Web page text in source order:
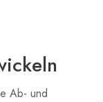
Ab- und